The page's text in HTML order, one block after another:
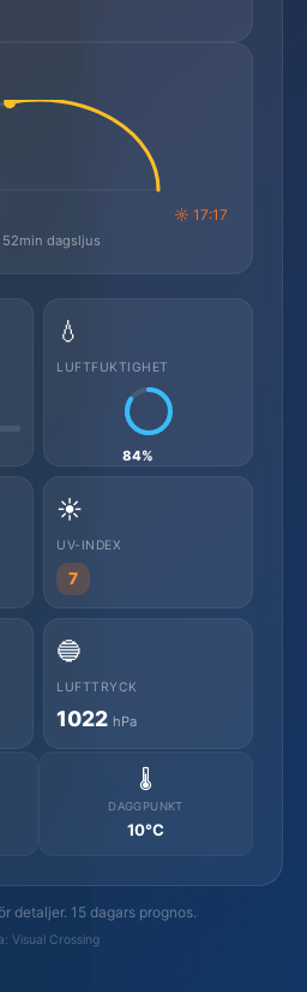
☼ 17:17
52min dagsljus
💧
LUFTFUKTIGHET
84%
☀️
UV-INDEX
7
🔵
LUFTTRYCK
1022 hPa
🌡️
DAGGPUNKT
10°C
detaljer. 15 dagars prognos.
Visual Crossing